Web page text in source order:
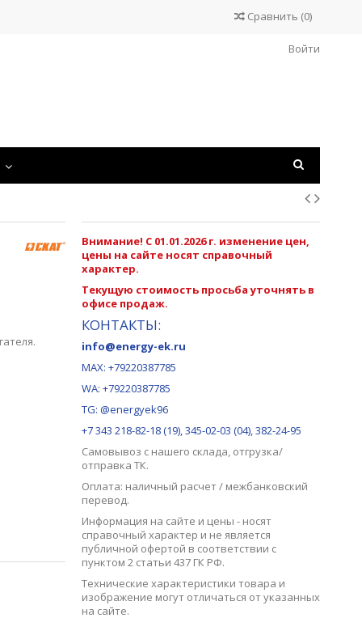
Сравнить (0)
Войти
Внимание! С 01.01.2026 г. изменение цен,
цены на сайте носят справочный
характер.
Текущую стоимость просьба уточнять в
офисе продаж.
КОНТАКТЫ:
info@energy-ek.ru
MAX: +79220387785
WA: +79220387785
TG: @energyek96
+7 343 218-82-18 (19), 345-02-03 (04), 382-24-95
Самовывоз с нашего склада, отгрузка/
отправка ТК.
Оплата: наличный расчет / межбанковский
перевод.
Информация на сайте и цены - носят
справочный характер и не является
публичной офертой в соответствии с
пунктом 2 статьи 437 ГК РФ.
Технические характеристики товара и
изображение могут отличаться от указанных
на сайте.